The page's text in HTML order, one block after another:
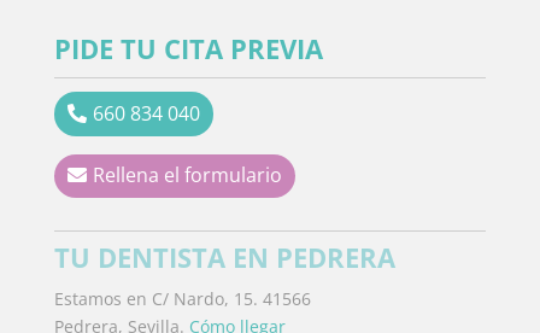
PIDE TU CITA PREVIA
660 834 040
Rellena el formulario
TU DENTISTA EN PEDRERA
Estamos en C/ Nardo, 15. 41566
Pedrera, Sevilla. Cómo llegar